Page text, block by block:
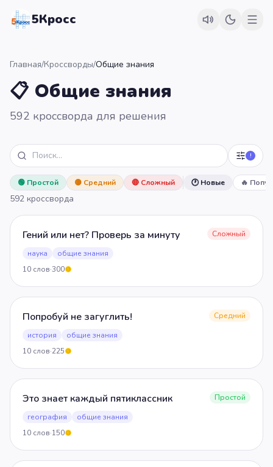
5Кросс
Главная/Кроссворды/Общие знания
📋 Общие знания
592 кроссворда для решения
!
🟢 Простой 🟡 Средний 🔴 Сложный 🕐 Новые 🔥
592 кроссворда
Гений или нет? Проверь за минуту
Сложный
наука
общие знания
10 слов·300
Попробуй не загуглить!
Средний
история
общие знания
10 слов·225
Это знает каждый пятиклассник
Простой
география
общие знания
10 слов·150